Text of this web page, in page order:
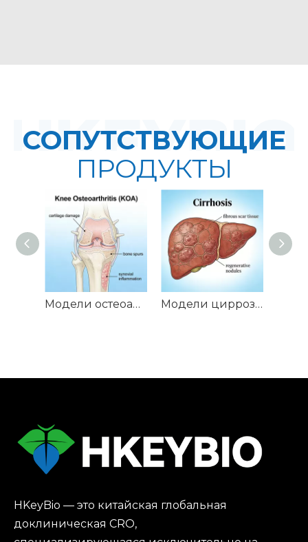
СОПУТСТВУЮЩИЕ
ПРОДУКТЫ
Модели остеоартрита коленного сустава крысы (КОА) Модели цирроза печени у крыс
HKeyBio — это китайская глобальная
доклиническая CRO,